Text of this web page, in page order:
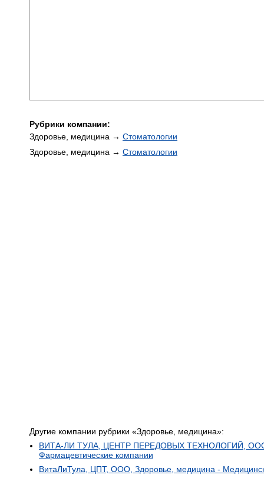
Рубрики компании:
Здоровье, медицина → Стоматологии
Здоровье, медицина → Стоматологии
Другие компании рубрики «Здоровье, медицина»:
ВИТА-ЛИ ТУЛА, ЦЕНТР ПЕРЕДОВЫХ ТЕХНОЛОГИЙ, ООО,
Фармацевтические компании
ВитаЛиТула, ЦПТ, ООО, Здоровье, медицина -